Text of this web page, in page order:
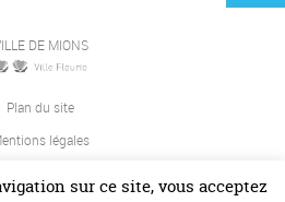
DE MIONS
Plan du site
légales
sur ce site, vous acceptez